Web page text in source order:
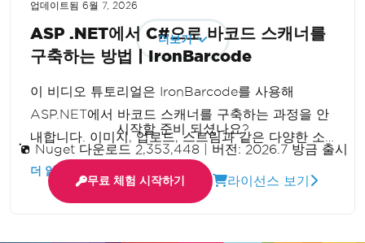
업데이트됨 6월 7, 2026
ASP .NET에서 C#으로 바코드 스캐너를
구축하는 방법 | IronBarcode
이 비디오 튜토리얼은 IronBarcode를 사용해
ASP.NET에서 바코드 스캐너를 구축하는 과정을 안
내합니다. 이미지, 업로드, 스트림과 같은 다양한 소
스에서 바코드를 읽는 기술을 다루며, 이 유용한 애
플리케이션을 마스터할 수 있도록 단계별 접근을 제
공합니다.
더 읽어보기
더보기
시작할 준비 되셨나요?
Nuget 다운로드 2,353,448| 버전: 2026.7 방금 출시
무료 체험 시작하기 라이선스 보기